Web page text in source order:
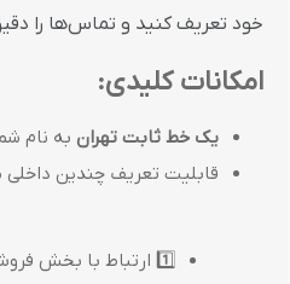
خود تعریف کنید و تماس‌ها را
امکانات کلیدی:
یک خط ثابت تهران به نام
قابلیت تعریف چندین داخلی
1️⃣ ارتباط با بخش فروش